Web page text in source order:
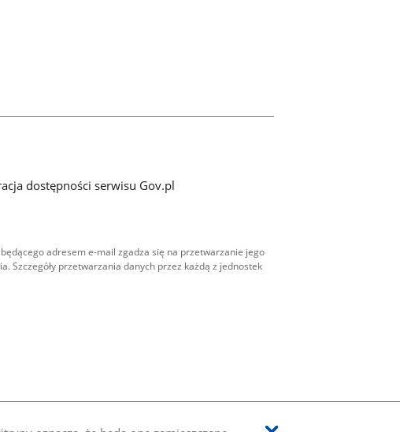
dostępności serwisu Gov.pl
adresem e-mail zgadza się na przetwarzanie jego
Szczegóły przetwarzania danych przez każdą z jednostek